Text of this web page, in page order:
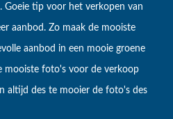
Goeie tip voor het verkopen van
aanbod. Zo maak de mooiste
aanbod in een mooie groene
mooiste foto's voor de verkoop
altijd des te mooier de foto's des